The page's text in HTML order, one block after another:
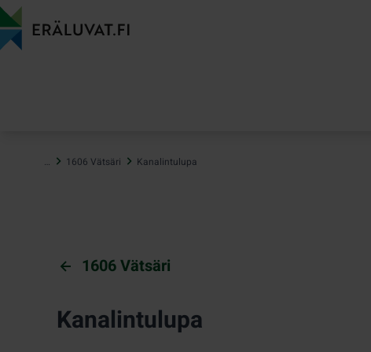
Hyppää
sisältöön
… 1606 Vätsäri Kanalintulupa
1606 Vätsäri
Kanalintulupa